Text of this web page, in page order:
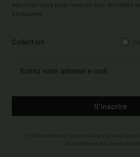
Abonnez-vous pour recevoir nos dernières
exclusives.
Collection
S'inscrire